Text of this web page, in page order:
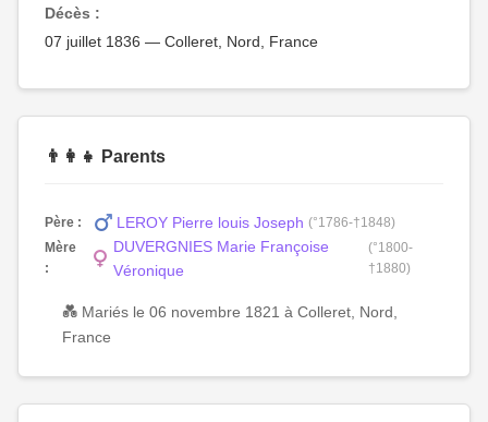
Décès :
07 juillet 1836 — Colleret, Nord, France
👨‍👩‍👧 Parents
Père : LEROY Pierre louis Joseph (°1786-†1848)
Mère
:
DUVERGNIES Marie Françoise
Véronique
(°1800-
†1880)
💑 Mariés le 06 novembre 1821 à Colleret, Nord,
France